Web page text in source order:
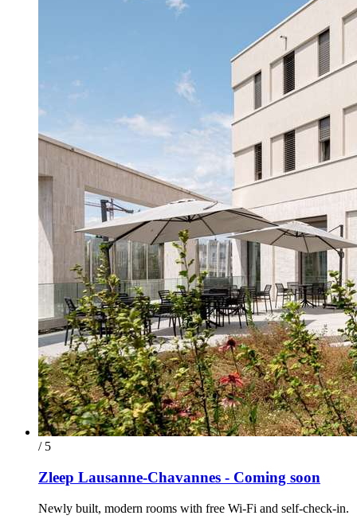
/ 5
Zleep Lausanne-Chavannes - Coming soon
Newly built, modern rooms with free Wi-Fi and self-check-in.